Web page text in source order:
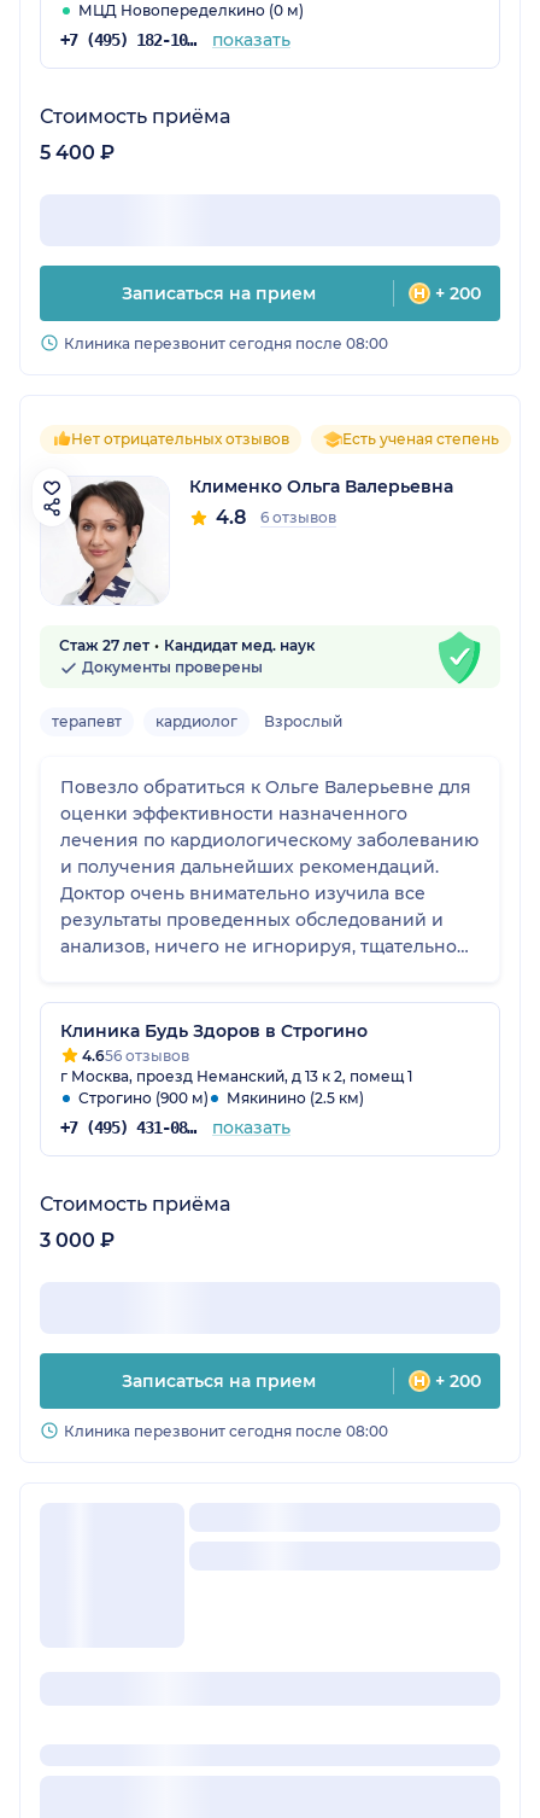
МЦД Новопеределкино (0 м)
+7 (495) 182-10-36 показать
Стоимость приёма
5 400 ₽
Записаться на прием + 200
Клиника перезвонит сегодня после 08:00
Нет отрицательных отзывов Есть ученая степень
Клименко Ольга Валерьевна
4.8 6 отзывов
Стаж 27 лет
Кандидат мед. наук
Документы проверены
терапевт кардиолог Взрослый
Повезло обратиться к Ольге Валерьевне для
оценки эффективности назначенного
лечения по кардиологическому заболеванию
и получения дальнейших рекомендаций.
Доктор очень внимательно изучила все
результаты проведенных обследований и
анализов, ничего не игнорируя, тщательно
дополнительные обследования, без которых
в данной ситуации не обойтись. Внесла
дополнения в план лечения. Все четко, по
существу, при этом очень тактично и
доброжелательно. Замечательный доктор!
Клиника Будь Здоров в Строгино
4.656 отзывов
г Москва, проезд Неманский, д 13 к 2, помещ 1
Строгино (900 м)
Мякинино (2.5 км)
+7 (495) 431-08-89 показать
Стоимость приёма
3 000 ₽
Записаться на прием + 200
Клиника перезвонит сегодня после 08:00